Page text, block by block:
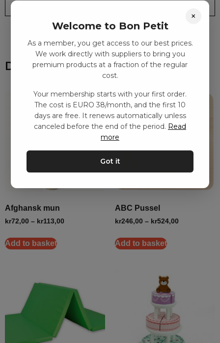
Du kanske också gillar
Afghansk mun
kr72,00 – kr113,00
Add to basket
ABC Pussel
kr246,00 – kr524,00
Add to basket
×
Welcome to Bon Petit
As a member, you get access to our best prices.
We work directly with suppliers to bring you
premium products at a fraction of the regular
cost.
Your membership starts with your first order.
The cost is EURO 38/month, and the first 10
days are free. It renews automatically unless
canceled before the end of the period. Read
more
Got it